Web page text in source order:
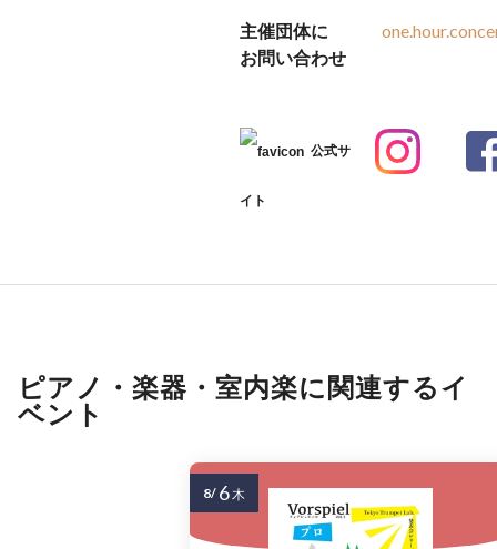
主催団体に
お問い合わせ
公式サ
イト
ピアノ・楽器・室内楽に関連するイ
ベント
8/ 6木